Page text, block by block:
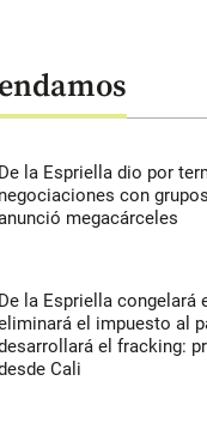
De la Espriella dio por
negociaciones con
megacárceles
De la Espriella congelará
el impuesto al
el fracking:
Cali